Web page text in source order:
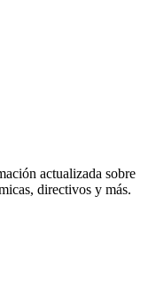
actualizada sobre
directivos y más.